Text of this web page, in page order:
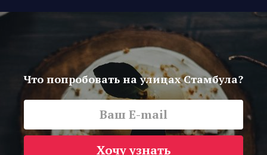
Что попробовать на улицах Стамбула?
Хочу узнать